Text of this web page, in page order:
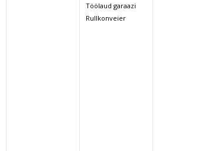
Töölaud garaazi
Rullkonveier